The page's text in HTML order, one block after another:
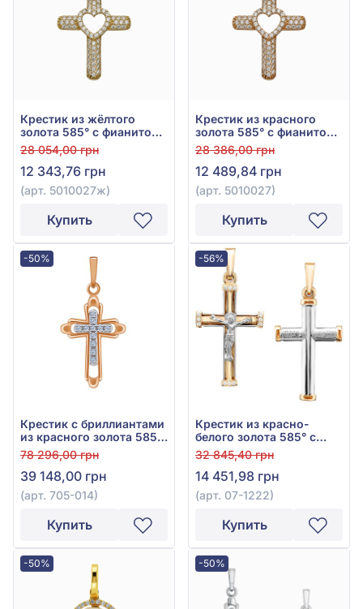
Крестик из жёлтого
золота 585° с фианитом,
арт. 5010027ж
28 054,00 грн
12 343,76 грн
(арт. 5010027ж)
Купить
Крестик из красного
золота 585° с фианитом,
арт. 5010027
28 386,00 грн
12 489,84 грн
(арт. 5010027)
Купить
-50%
Крестик с бриллиантами
из красного золота 585°,
бриллиант 0,16ct, арт.
705-014
78 296,00 грн
39 148,00 грн
(арт. 705-014)
Купить
-56%
Крестик из красно-
белого золота 585° с
фианитом, арт. 07-1222
32 845,40 грн
14 451,98 грн
(арт. 07-1222)
Купить
-50% -50%